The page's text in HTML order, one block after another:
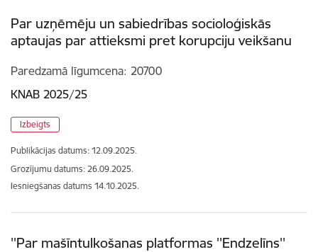
Par uzņēmēju un sabiedrības socioloģiskās
aptaujas par attieksmi pret korupciju veikšanu
Paredzamā līgumcena 20700
KNAB 2025/25
Izbeigts
Publikācijas datums: 12.09.2025.
Grozījumu datums: 26.09.2025.
Iesniegšanas datums 14.10.2025.
''Par mašīntulkošanas platformas ''Endzelīns''